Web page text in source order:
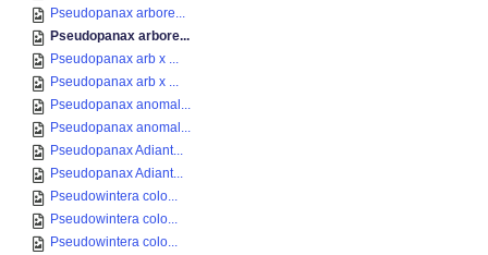
Pseudopanax arbore...
Pseudopanax arbore...
Pseudopanax arb x ...
Pseudopanax arb x ...
Pseudopanax anomal...
Pseudopanax anomal...
Pseudopanax Adiant...
Pseudopanax Adiant...
Pseudowintera colo...
Pseudowintera colo...
Pseudowintera colo...